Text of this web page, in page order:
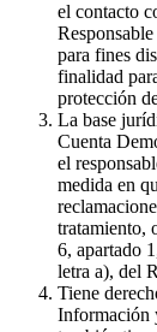
el contacto
para fines
finalidad
protección
La base
Cuenta
el
medida en
tratamiento,
6, apartado
letra a), del
Tiene
Información